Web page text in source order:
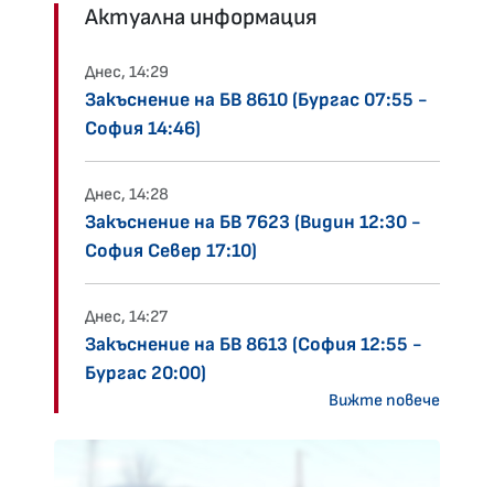
Актуална информация
Днес, 14:29
Закъснение на БВ 8610 (Бургас 07:55 -
София 14:46)
Днес, 14:28
Закъснение на БВ 7623 (Видин 12:30 -
София Север 17:10)
Днес, 14:27
Закъснение на БВ 8613 (София 12:55 -
Бургас 20:00)
Вижте повече